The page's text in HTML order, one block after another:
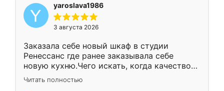
yaroslava1986
3 августа 2026
Заказала себе новый шкаф в студии
Ренессанс где ранее заказывала себе
новую кухню.Чего искать, когда качеством
вполне довольна. Служит кухня уже почти
два года, нареканий нет.
Читать полностью